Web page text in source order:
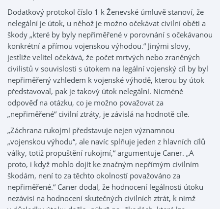
Dodatkový protokol číslo 1 k Ženevské úmluvě stanoví, že
nelegální je útok, u něhož je možno očekávat civilní oběti a
škody „které by byly nepřiměřené v porovnání s očekávanou
konkrétní a přímou vojenskou výhodou.“ Jinými slovy,
jestliže velitel očekává, že počet mrtvých nebo zraněných
civilistů v souvislosti s útokem na legální vojenský cíl by byl
nepřiměřený vzhledem k vojenské výhodě, kterou by útok
představoval, pak je takový útok nelegální. Nicméně
odpověď na otázku, co je možno považovat za
„nepřiměřené“ civilní ztráty, je závislá na hodnotě cíle.
„Záchrana rukojmí představuje nejen významnou
„vojenskou výhodu“, ale navíc splňuje jeden z hlavních cílů
války, totiž propuštění rukojmí,“ argumentuje Caner. „A
proto, i když mohlo dojít ke značným nepřímým civilním
škodám, není to za těchto okolností považováno za
nepřiměřené.“ Caner dodal, že hodnocení legálnosti útoku
nezávisí na hodnocení skutečných civilních ztrát, k nimž